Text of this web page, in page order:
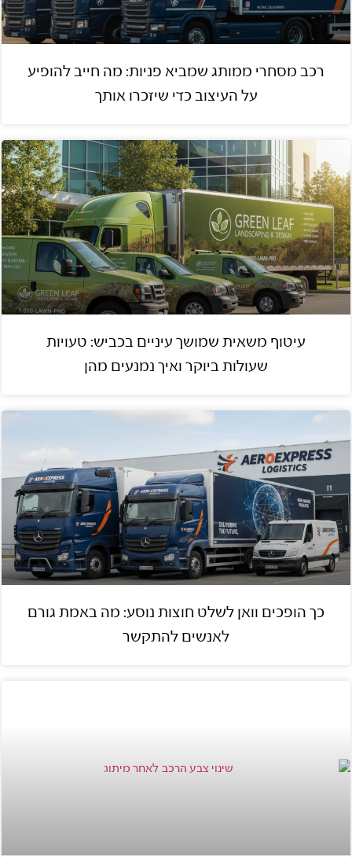
רכב מסחרי ממותג שמביא פניות: מה חייב להופיע
על העיצוב כדי שיזכרו אותך
עיטוף משאית שמושך עיניים בכביש: טעויות
שעולות ביוקר ואיך נמנעים מהן
כך הופכים וואן לשלט חוצות נוסע: מה באמת גורם
לאנשים להתקשר